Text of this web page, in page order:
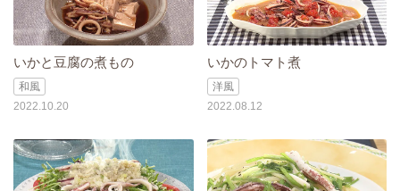
いかと豆腐の煮もの
和風
2022.10.20
いかのトマト煮
洋風
2022.08.12